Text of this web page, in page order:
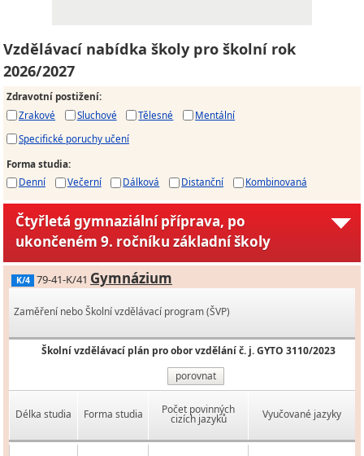
Vzdělávací nabídka školy pro školní rok
2026/2027
Zdravotní postižení:
Zrakové
Sluchové Tělesné
Mentální
Specifické poruchy učení
Forma studia:
Denní
Večerní Dálková Distanční Kombinovaná
Čtyřletá gymnaziální příprava, po
ukončeném 9. ročníku základní školy
K/4 79-41-K/41 Gymnázium
Zaměření nebo Školní vzdělávací program (ŠVP)
Školní vzdělávací plán pro obor vzdělání č. j. GYTO 3110/2023
porovnat
Délka studia Forma studia Počet povinných
cizích jazyků Vyučované jazyky